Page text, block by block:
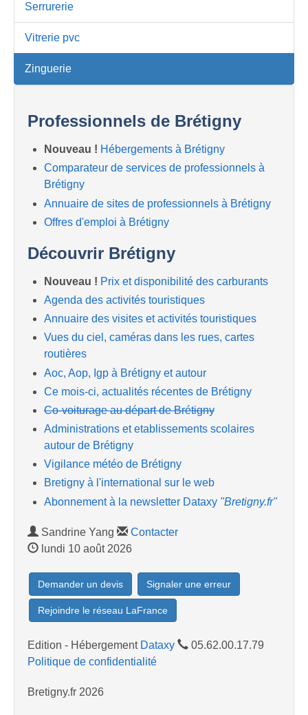
Serrurerie
Vitrerie pvc
Zinguerie
Professionnels de Brétigny
Nouveau ! Hébergements à Brétigny
Comparateur de services de professionnels à
Brétigny
Annuaire de sites de professionnels à Brétigny
Offres d'emploi à Brétigny
Découvrir Brétigny
Nouveau ! Prix et disponibilité des carburants
Agenda des activités touristiques
Annuaire des visites et activités touristiques
Vues du ciel, caméras dans les rues, cartes
routières
Aoc, Aop, Igp à Brétigny et autour
Ce mois-ci, actualités récentes de Brétigny
Co-voiturage au départ de Brétigny
Administrations et etablissements scolaires
autour de Brétigny
Vigilance météo de Brétigny
Bretigny à l'international sur le web
Abonnement à la newsletter Dataxy "Bretigny.fr"
Sandrine Yang
Contacter
lundi 10 août 2026
Demander un devis Signaler une erreur
Rejoindre le réseau LaFrance
Edition - Hébergement Dataxy
05.62.00.17.79
Politique de confidentialité
Bretigny.fr 2026